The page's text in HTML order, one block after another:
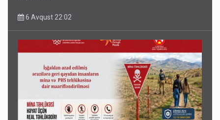
6 Avqust 22:02